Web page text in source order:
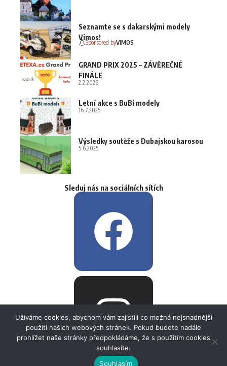
Seznamte se s dakarskými modely
Vimos!
Sponsored byVIMOS
GRAND PRIX 2025 – ZÁVĚREČNÉ
FINÁLE
2.2.2026
Letní akce s BuBi modely
16.7.2025
Výsledky soutěže s Dubajskou karosou
5.6.2025
Sleduj nás na sociálních sítích
Užíváme cookies, abychom vám zajistili co možná nejsnadnější
použití našich webových stránek. Pokud budete nadále
prohlížet naše stránky předpokládáme, že s použitím cookies
souhlasíte.
Souhlasím